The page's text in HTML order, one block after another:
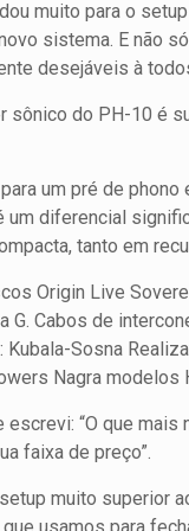
muito para o
sistema. E não
desejáveis à
sônico do PH-10 é
um pré de
diferencial
tanto em
Origin Live
G. Cabos de
Kubala-Sosna
Nagra modelos
“O que
faixa de preço”.
muito superior
usamos para